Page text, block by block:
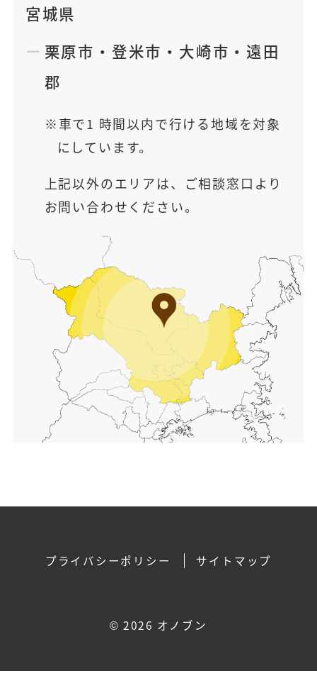
宮城県
栗原市 ・ 登米市 ・ 大崎市 ・ 遠田
郡
車で1 時間以内で行ける地域を対象
にしています。
上記以外のエリアは、ご相談窓口より
お問い合わせください。
プライバシーポリシー サイトマップ
© 2026 オノブン